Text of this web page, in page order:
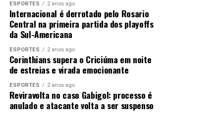
ESPORTES 2 anos ago
Internacional é derrotado pelo Rosario
Central na primeira partida dos playoffs
da Sul-Americana
ESPORTES 2 anos ago
Corinthians supera o Criciúma em noite
de estreias e virada emocionante
ESPORTES 2 anos ago
Reviravolta no caso Gabigol: processo é
anulado e atacante volta a ser suspenso